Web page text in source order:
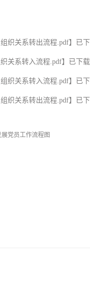
织关系转出流程.pdf】已
关系转入流程.pdf】已下载
织关系转入流程.pdf】已
织关系转出流程.pdf】已
党员工作流程图